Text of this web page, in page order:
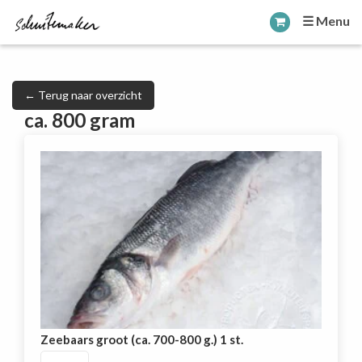
☰ Menu
← Terug naar overzicht
ca. 800 gram
Zeebaars groot (ca. 700-800 g.) 1 st.